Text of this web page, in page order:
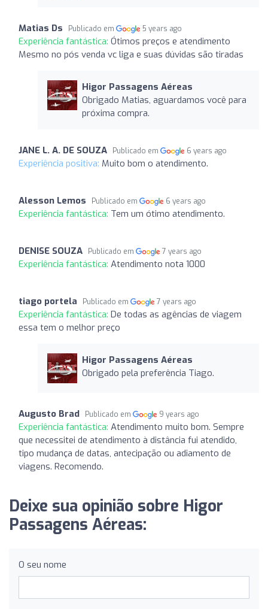
Matias Ds Publicado em 5 years ago
Experiência fantástica: Ótimos preços e atendimento
Mesmo no pós venda vc liga e suas dúvidas são tiradas
Higor Passagens Aéreas
Obrigado Matias, aguardamos você para
próxima compra.
JANE L. A. DE SOUZA Publicado em 6 years ago
Experiência positiva: Muito bom o atendimento.
Alesson Lemos Publicado em 6 years ago
Experiência fantástica: Tem um ótimo atendimento.
DENISE SOUZA Publicado em 7 years ago
Experiência fantástica: Atendimento nota 1000
tiago portela Publicado em 7 years ago
Experiência fantástica: De todas as agências de viagem
essa tem o melhor preço
Higor Passagens Aéreas
Obrigado pela preferência Tiago.
Augusto Brad Publicado em 9 years ago
Experiência fantástica: Atendimento muito bom. Sempre
que necessitei de atendimento à distância fui atendido,
tipo mudança de datas, antecipação ou adiamento de
viagens. Recomendo.
Deixe sua opinião sobre Higor
Passagens Aéreas:
O seu nome